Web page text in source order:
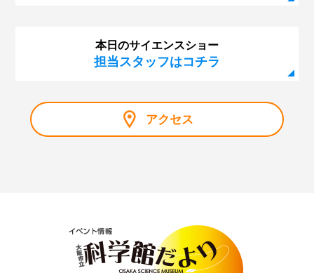
本日のサイエンスショー
担当スタッフはコチラ
アクセス